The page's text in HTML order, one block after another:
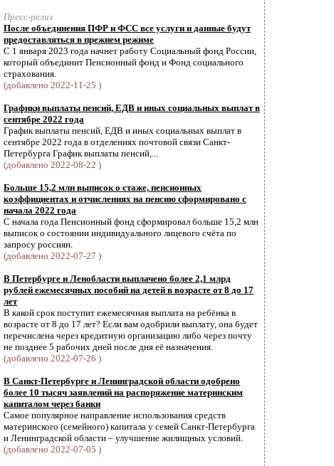
Пресс-релиз
После объединения ПФР и ФСС все услуги и данные будут
предоставляться в прежнем режиме
С 1 января 2023 года начнет работу Социальный фонд России,
который объединит Пенсионный фонд и Фонд социального
страхования.
(добавлено 2022-11-25 )
Графики выплаты пенсий, ЕДВ и иных социальных выплат в
сентябре 2022 года
График выплаты пенсий, ЕДВ и иных социальных выплат в
сентябре 2022 года в отделениях почтовой связи Санкт-
Петербурга График выплаты пенсий,...
(добавлено 2022-08-22 )
Больше 15,2 млн выписок о стаже, пенсионных
коэффициентах и отчислениях на пенсию сформировано с
начала 2022 года
С начала года Пенсионный фонд сформировал больше 15,2 млн
выписок о состоянии индивидуального лицевого счёта по
запросу россиян.
(добавлено 2022-07-27 )
В Петербурге и Ленобласти выплачено более 2,1 млрд
рублей ежемесячных пособий на детей в возрасте от 8 до 17
лет
В какой срок поступит ежемесячная выплата на ребёнка в
возрасте от 8 до 17 лет? Если вам одобрили выплату, она будет
перечислена через кредитную организацию либо через почту
не позднее 5 рабочих дней после дня её назначения.
(добавлено 2022-07-26 )
В Санкт-Петербурге и Ленинградской области одобрено
более 10 тысяч заявлений на распоряжение материнским
капиталом через банки
Самое популярное направление использования средств
материнского (семейного) капитала у семей Санкт-Петербурга
и Ленинградской области – улучшение жилищных условий.
(добавлено 2022-07-05 )